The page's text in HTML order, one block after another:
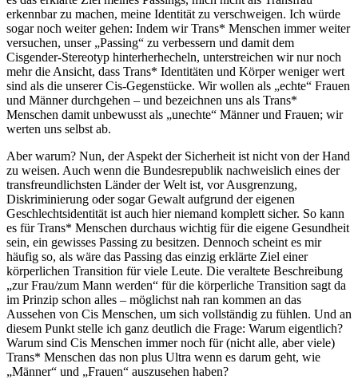
erkennbar zu machen, meine Identität zu verschweigen. Ich würde
sogar noch weiter gehen: Indem wir Trans* Menschen immer weiter
versuchen, unser „Passing“ zu verbessern und damit dem
Cisgender-Stereotyp hinterherhecheln, unterstreichen wir nur noch
mehr die Ansicht, dass Trans* Identitäten und Körper weniger wert
sind als die unserer Cis-Gegenstücke. Wir wollen als „echte“ Frauen
und Männer durchgehen – und bezeichnen uns als Trans*
Menschen damit unbewusst als „unechte“ Männer und Frauen; wir
werten uns selbst ab.
Aber warum? Nun, der Aspekt der Sicherheit ist nicht von der Hand
zu weisen. Auch wenn die Bundesrepublik nachweislich eines der
transfreundlichsten Länder der Welt ist, vor Ausgrenzung,
Diskriminierung oder sogar Gewalt aufgrund der eigenen
Geschlechtsidentität ist auch hier niemand komplett sicher. So kann
es für Trans* Menschen durchaus wichtig für die eigene Gesundheit
sein, ein gewisses Passing zu besitzen. Dennoch scheint es mir
häufig so, als wäre das Passing das einzig erklärte Ziel einer
körperlichen Transition für viele Leute. Die veraltete Beschreibung
„zur Frau/zum Mann werden“ für die körperliche Transition sagt da
im Prinzip schon alles – möglichst nah ran kommen an das
Aussehen von Cis Menschen, um sich vollständig zu fühlen. Und an
diesem Punkt stelle ich ganz deutlich die Frage: Warum eigentlich?
Warum sind Cis Menschen immer noch für (nicht alle, aber viele)
Trans* Menschen das non plus Ultra wenn es darum geht, wie
„Männer“ und „Frauen“ auszusehen haben?